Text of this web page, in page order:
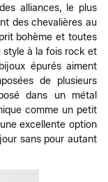
alliances, le plus
des chevalières au
bohème et toutes
style à la fois rock et
épurés aiment
de plusieurs
dans un métal
comme un petit
excellente option
sans pour autant